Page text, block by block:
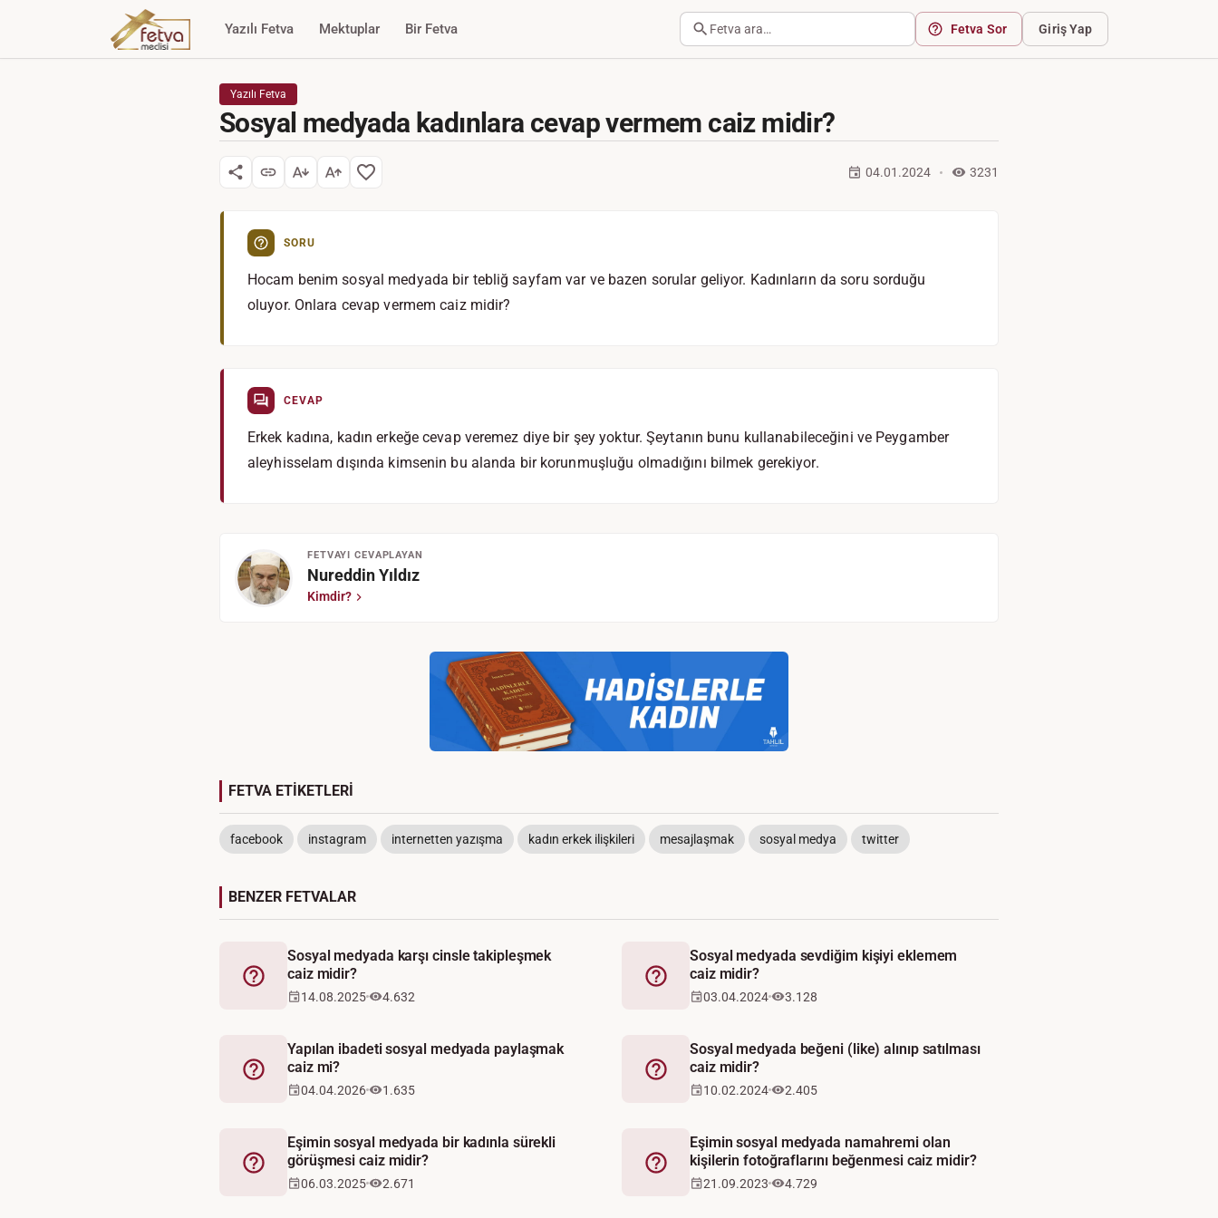
Yazılı Fetva Mektuplar Bir Fetva Fetva ara… Fetva Sor Giriş Yap
Yazılı Fetva
Sosyal medyada kadınlara cevap vermem caiz midir?
04.01.2024 3231
SORU
Hocam benim sosyal medyada bir tebliğ sayfam var ve bazen sorular geliyor. Kadınların da soru sorduğu
oluyor. Onlara cevap vermem caiz midir?
CEVAP
Erkek kadına, kadın erkeğe cevap veremez diye bir şey yoktur. Şeytanın bunu kullanabileceğini ve Peygamber
aleyhisselam dışında kimsenin bu alanda bir korunmuşluğu olmadığını bilmek gerekiyor.
FETVAYI CEVAPLAYAN
Nureddin Yıldız
Kimdir?
FETVA ETİKETLERİ
facebook instagram internetten yazışma kadın erkek ilişkileri mesajlaşmak sosyal medya twitter
BENZER FETVALAR
Fetva
Sosyal medyada karşı cinsle takipleşmek
caiz midir?
14.08.2025 4.632
Fetva
Sosyal medyada sevdiğim kişiyi eklemem
caiz midir?
03.04.2024 3.128
Fetva
Yapılan ibadeti sosyal medyada paylaşmak
caiz mi?
04.04.2026 1.635
Fetva
Sosyal medyada beğeni (like) alınıp satılması
caiz midir?
10.02.2024 2.405
Fetva
Eşimin sosyal medyada bir kadınla sürekli
görüşmesi caiz midir?
06.03.2025 2.671
Fetva
Eşimin sosyal medyada namahremi olan
kişilerin fotoğraflarını beğenmesi caiz midir?
21.09.2023 4.729